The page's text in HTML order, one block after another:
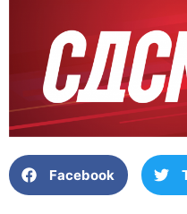
Facebook